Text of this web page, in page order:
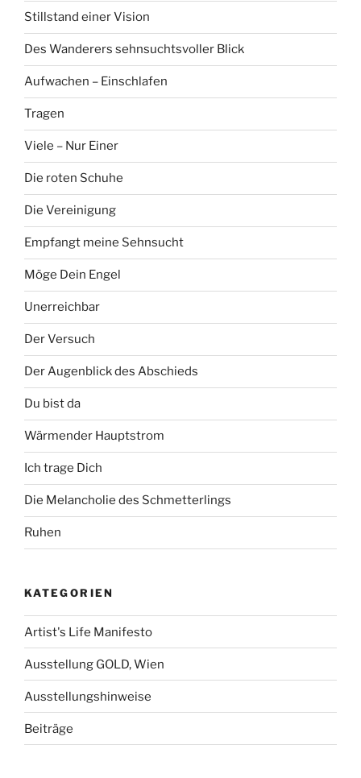
Stillstand einer Vision
Des Wanderers sehnsuchtsvoller Blick
Aufwachen – Einschlafen
Tragen
Viele – Nur Einer
Die roten Schuhe
Die Vereinigung
Empfangt meine Sehnsucht
Möge Dein Engel
Unerreichbar
Der Versuch
Der Augenblick des Abschieds
Du bist da
Wärmender Hauptstrom
Ich trage Dich
Die Melancholie des Schmetterlings
Ruhen
KATEGORIEN
Artist's Life Manifesto
Ausstellung GOLD, Wien
Ausstellungshinweise
Beiträge